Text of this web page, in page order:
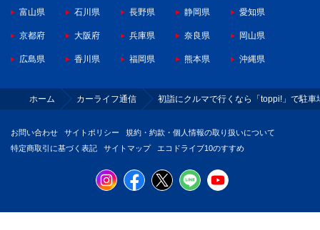
富山県 石川県 長野県 静岡県 愛知県
京都府 大阪府 兵庫県 奈良県 岡山県
広島県 香川県 福岡県 熊本県 沖縄県
ホーム カーライフ通信 初詣にクルマで行くなら「toppi!」で駐車
お問い合わせ サイトポリシー
規約・約款・個人情報の取り扱いについて
特定商取引に基づく表記
サイトマップ エコドライブ10のすすめ